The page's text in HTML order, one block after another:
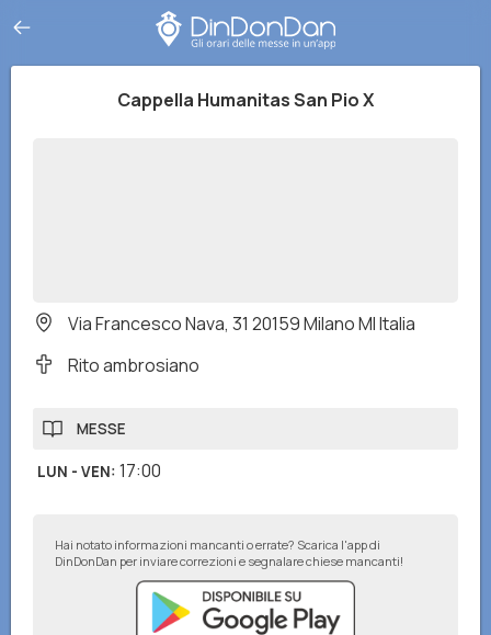
Cappella Humanitas San Pio X
Via Francesco Nava, 31 20159 Milano MI Italia
Rito ambrosiano
MESSE
LUN - VEN: 17:00
Hai notato informazioni mancanti o errate? Scarica l'app di
DinDonDan per inviare correzioni e segnalare chiese mancanti!